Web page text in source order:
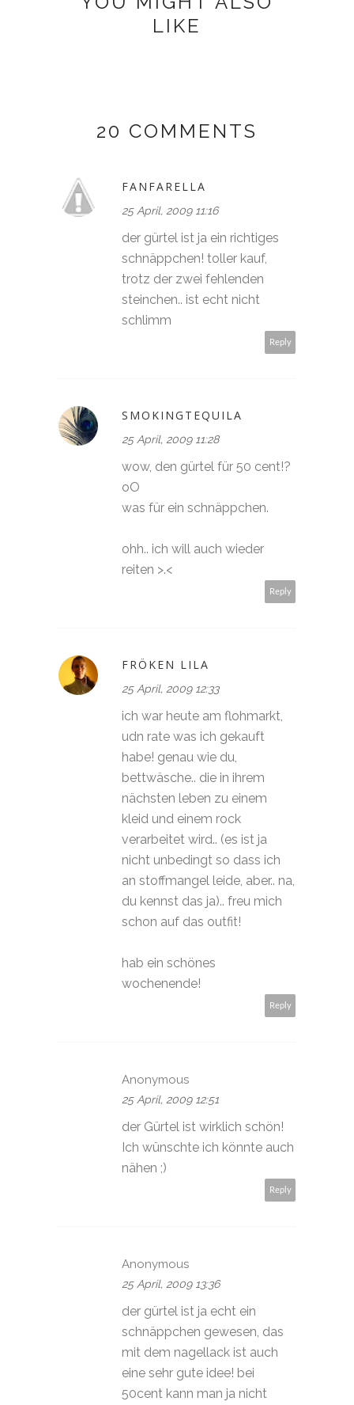
LIKE
20 COMMENTS
FANFARELLA
25 April, 2009 11:16
der gürtel ist ja ein richtiges
schnäppchen! toller kauf,
trotz der zwei fehlenden
steinchen.. ist echt nicht
schlimm
Reply
SMOKINGTEQUILA
25 April, 2009 11:28
wow, den gürtel für 50 cent!?
oO
was für ein schnäppchen.
ohh.. ich will auch wieder
reiten >.<
Reply
FRÖKEN LILA
25 April, 2009 12:33
ich war heute am flohmarkt,
udn rate was ich gekauft
habe! genau wie du,
bettwäsche.. die in ihrem
nächsten leben zu einem
kleid und einem rock
verarbeitet wird.. (es ist ja
nicht unbedingt so dass ich
an stoffmangel leide, aber.. na,
du kennst das ja).. freu mich
schon auf das outfit!
hab ein schönes
wochenende!
Reply
Anonymous
25 April, 2009 12:51
der Gürtel ist wirklich schön!
Ich wünschte ich könnte auch
nähen ;)
Reply
Anonymous
25 April, 2009 13:36
der gürtel ist ja echt ein
schnäppchen gewesen, das
mit dem nagellack ist auch
eine sehr gute idee! bei
50cent kann man ja nicht